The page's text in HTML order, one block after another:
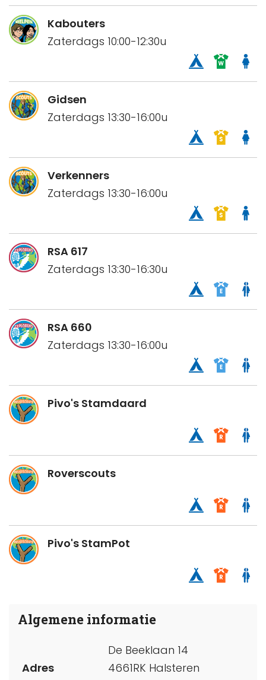
Kabouters
Zaterdags 10:00-12:30u
Gidsen
Zaterdags 13:30-16:00u
Verkenners
Zaterdags 13:30-16:00u
RSA 617
Zaterdags 13:30-16:30u
RSA 660
Zaterdags 13:30-16:00u
Pivo's Stamdaard
Roverscouts
Pivo's StamPot
Algemene informatie
Adres
De Beeklaan 14
4661RK Halsteren